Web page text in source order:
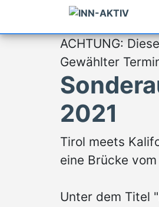
ACHTUNG:
Gewählter
2021
Tirol meets
eine Brücke
Unter dem Titel